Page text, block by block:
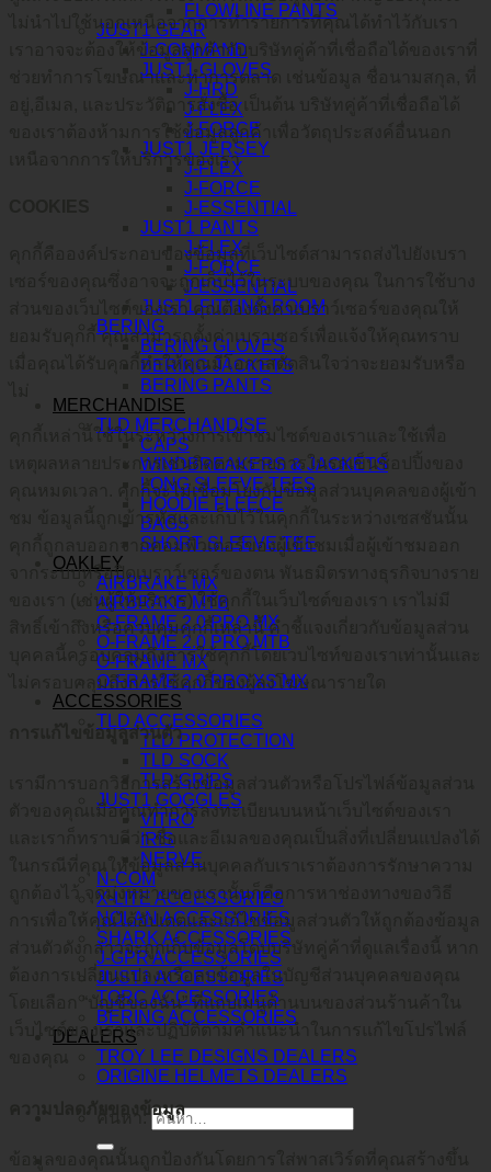
FLOWLINE PANTS
JUST1 GEAR
J-COMMAND
JUST1 GLOVES
J-HRD
J-FLEX
J-FORCE
JUST1 JERSEY
J-FLEX
J-FORCE
J-ESSENTIAL
JUST1 PANTS
J-FLEX
J-FORCE
J-ESSENTIAL
JUST1 FITTING ROOM
BERING
BERING GLOVES
BERING JACKETS
BERING PANTS
MERCHANDISE
TLD MERCHANDISE
CAPS
WINDBREAKERS & JACKETS
LONG SLEEVE TEES
HOODIE FLEECE
BAGS
SHORT SLEEVE TEE
OAKLEY
AIRBRAKE MX
AIRBRAKE MTB
O-FRAME 2.0 PRO MX
O-FRAME 2.0 PRO MTB
O-FRAME MX
O-FRAME 2.0 PRO XS MX
ACCESSORIES
TLD ACCESSORIES
TLD PROTECTION
TLD SOCK
TLD GRIPS
JUST1 GOGGLES
VITRO
IRIS
NERVE
N-COM
X-LITE ACCESSORIES
NOLAN ACCESSORIES
SHARK ACCESSORIES
J-GPR ACCESSORIES
JUST1 ACCESSORIES
TORC ACCESSORIES
BERING ACCESSORIES
DEALERS
TROY LEE DESIGNS DEALERS
ORIGINE HELMETS DEALERS
ไม่นำไปใช้นอกเหนือจากการทำรายการที่คุณได้ทำไว้กับเรา
เราอาจจะต้องให้ข้อมูลลูกค้ากับบริษัทคู่ค้าที่เชื่อถือได้ของเราที่
ช่วยทำการโฆษณาและทำการตลาด เช่นข้อมูล ชื่อนามสกุล, ที่
อยู่,อีเมล, และประวัติการสั่งซื้อ เป็นต้น บริษัทคู่ค้าที่เชื่อถือได้
ของเราต้องห้ามการใช้ข้อมูลลูกค้าเพื่อวัตถุประสงค์อื่นนอก
เหนือจากการให้บริการของเรา
คุกกี้คือองค์ประกอบของข้อมูลที่เว็บไซต์สามารถส่งไปยังเบรา
เซอร์ของคุณซึ่งอาจจะถูกเก็บไว้ในระบบของคุณ ในการใช้บาง
ส่วนของเว็บไซต์ของเรา คุณต้องตั้งค่าเบราว์เซอร์ของคุณให้
ยอมรับคุกกี้ คุณสามารถตั้งค่าเบราเซอร์เพื่อแจ้งให้คุณทราบ
เมื่อคุณได้รับคุกกี้ทำให้คุณมีโอกาสตัดสินใจว่าจะยอมรับหรือ
คุกกี้เหล่านี้ใช้ในระหว่างการเข้าชมไซต์ของเราและใช้เพื่อ
เหตุผลหลายประการเช่นติดตามรายการในรถเข็นช็อปปิ้งของ
คุณหมดเวลา. คุกกี้จะไม่เชื่อมโยงกับข้อมูลส่วนบุคคลของผู้เข้า
ชม ข้อมูลนี้ถูกเข้ารหัสและเก็บไว้ในคุกกี้ในระหว่างเซสชันนั้น
คุกกี้ถูกลบออกจากคอมพิวเตอร์ของผู้เข้าชมเมื่อผู้เข้าชมออก
จากระบบหรือปิดเบราว์เซอร์ของตน พันธมิตรทางธุรกิจบางราย
ของเรา (เช่นผู้ให้บริการ) ใช้คุกกี้ในเว็บไซต์ของเรา เราไม่มี
สิทธิ์เข้าถึงหรือควบคุมคุกกี้เหล่านี้ คำชี้แจงเกี่ยวกับข้อมูลส่วน
บุคคลนี้ครอบคลุมถึงการใช้คุกกี้โดยเวบไซท์ของเราเท่านั้นและ
ไม่ครอบคลุมถึงการใช้คุกกี้ของผู้ลงโฆษณารายใด
การแก้ไขข้อมูลส่วนตัว
เรามีการบอกวิธีการสร้างข้อมูลส่วนตัวหรือโปรไฟล์ข้อมูลส่วน
ตัวของคุณเมื่อคุณทำการลงทะเบียนบนหน้าเว็บไซต์ของเรา
และเราก็ทราบดีว่า ชื่อและอีเมลของคุณเป็นสิ่งที่เปลี่ยนแปลงได้
ในกรณีที่คุณให้ข้อมูลส่วนบุคคลกับเราเราต้องการรักษาความ
ถูกต้องไว้ จุดมุ่งหมายของเรานั้นก็คือการหาช่องทางของวิธี
การเพื่อให้คุณได้อัปเดตและแก้ไขข้อมูลส่วนตัวให้ถูกต้องข้อมูล
ส่วนตัวดังกล่าวจะถูกเก็บข้อมูลโดบบริษัทคู่ค้าที่ดูแลเรื่องนี้ หาก
ต้องการเปลี่ยนแปลงหรือลบข้อมูลในบัญชีส่วนบุคคลของคุณ
โดยเลือก “บัญชีของฉัน” ที่แถบเมนูด้านบนของส่วนร้านค้าใน
เว็บไซต์ของเราและปฏิบัติตามคำแนะนำในการแก้ไขโปรไฟล์
ความปลดภัยของข้อมูล